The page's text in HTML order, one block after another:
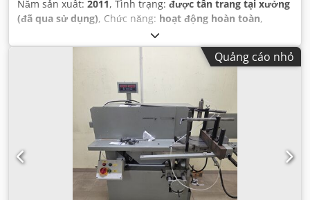
Năm sản xuất: 2011, Tình trạng: được tân trang tại xưởng
(đã qua sử dụng), Chức năng: hoạt động hoàn toàn,
Quảng cáo nhỏ